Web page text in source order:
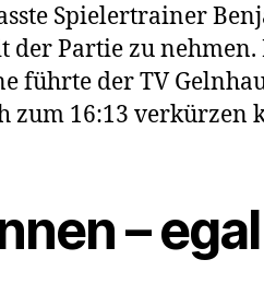
Spielertrainer
der Partie zu
führte der TV
zum 16:13 verkürzen
–